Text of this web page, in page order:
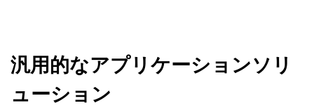
汎用的なアプリケーションソリ
ューション